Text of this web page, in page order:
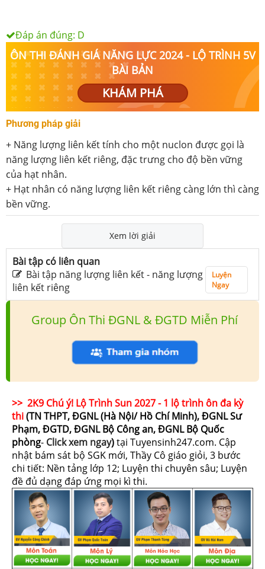
Đáp án đúng: D
ÔN THI ĐÁNH GIÁ NĂNG LỰC 2024 - LỘ TRÌNH 5V
BÀI BẢN
KHÁM PHÁ
Phương pháp giải
+ Năng lượng liên kết tính cho một nuclon được gọi là
năng lượng liên kết riêng, đặc trưng cho độ bền vững
của hạt nhân.
+ Hạt nhân có năng lượng liên kết riêng càng lớn thì càng
bền vững.
Xem lời giải
Bài tập có liên quan
Bài tập năng lượng liên kết - năng lượng
liên kết riêng
Luyện
Ngay
Group Ôn Thi ĐGNL & ĐGTD Miễn Phí
>> 2K9 Chú ý! Lộ Trình Sun 2027 - 1 lộ trình ôn đa kỳ
thi(TN THPT, ĐGNL (Hà Nội/ Hồ Chí Minh), ĐGNL Sư
Phạm, ĐGTD, ĐGNL Bộ Công an, ĐGNL Bộ Quốc
phòng- Click xem ngay)tại Tuyensinh247.com. Cập
nhật bám sát bộ SGK mới, Thầy Cô giáo giỏi, 3 bước
chi tiết: Nền tảng lớp 12; Luyện thi chuyên sâu; Luyện
đề đủ dạng đáp ứng mọi kì thi.